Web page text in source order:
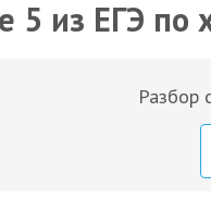
5 из ЕГЭ по
Разбор